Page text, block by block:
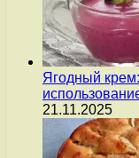
Ягодный
21.11.2025